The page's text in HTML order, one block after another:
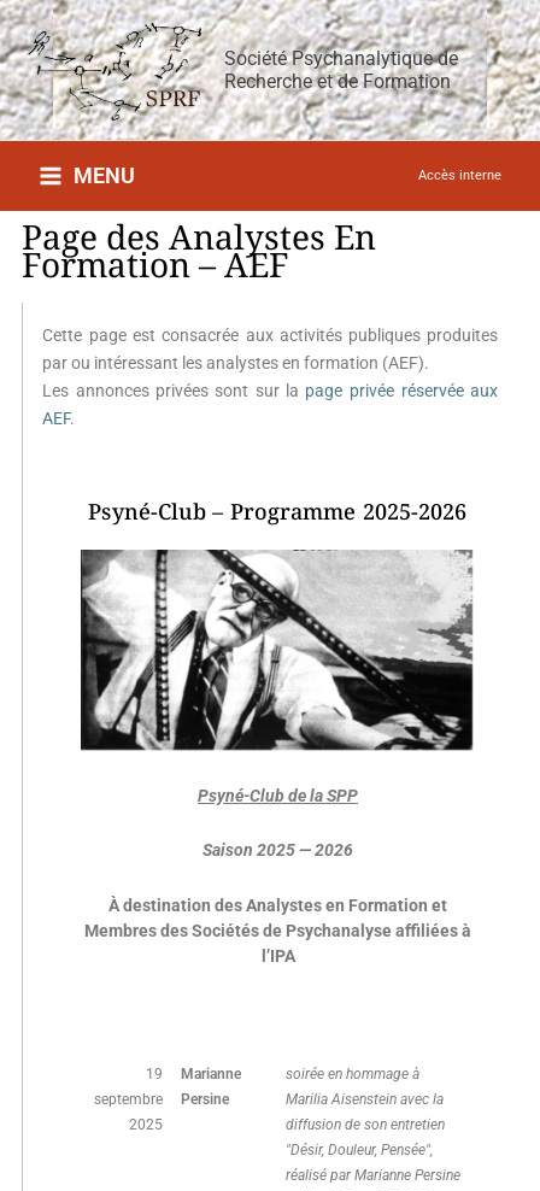
Aller
au
contenu
Société Psychanalytique de
Recherche et de Formation
MENU Accès interne
Page des Analystes En
Formation – AEF
Cette page est consacrée aux activités publiques produites
par ou intéressant les analystes en formation (AEF).
Les annonces privées sont sur la page privée réservée aux
AEF.
Psyné-Club – Programme 2025-2026
Psyné-Club de la SPP
Saison 2025 — 2026
À destination des Analystes en Formation et
Membresdes Sociétés de Psychanalyse affiliées à
l’IPA
19
septembre
2025
Marianne
Persine
soirée en hommage à
Marilia Aisenstein avec la
diffusion de son entretien
"Désir, Douleur, Pensée",
réalisé par Marianne Persine